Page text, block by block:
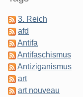
3. Reich
afd
Antifa
Antifaschismus
Antiziganismus
art
art nouveau